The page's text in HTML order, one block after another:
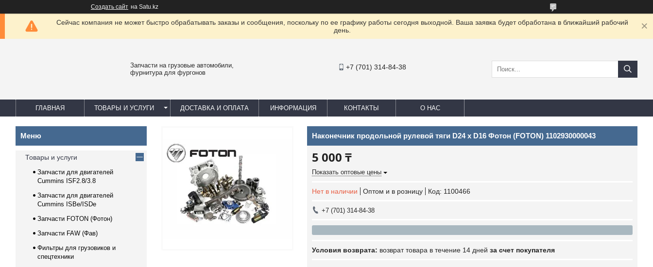
Создать сайт на Satu.kz
Сейчас компания не может быстро обрабатывать заказы и сообщения, поскольку по ее графику работы сегодня выходной. Ваша заявка будет обработана в ближайший рабочий
день.
Запчасти на грузовые автомобили,
фурнитура для фургонов
+7 (701) 314-84-38
ГЛАВНАЯ ТОВАРЫ И УСЛУГИ ДОСТАВКА И ОПЛАТА ИНФОРМАЦИЯ КОНТАКТЫ О НАС
Наконечник продольной рулевой тяги D24 x D16 Фотон (FOTON) 1102930000043
5 000 ₸
Показать оптовые цены
Нет в наличии Оптом и в розницу Код: 1100466
+7 (701) 314-84-38
возврат товара в течение 14 дней за счет покупателя
Товары и услуги
Запчасти для двигателей
Cummins ISF2.8/3.8
Запчасти для двигателей
Cummins ISBe/ISDe
Запчасти FOTON (Фотон)
Запчасти FAW (Фав)
Фильтры для грузовиков и
спецтехники